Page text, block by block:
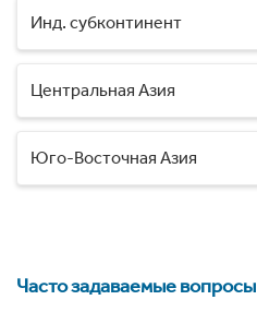
Инд. субконтинент
Центральная Азия
Юго-Восточная Азия
Часто задаваемые вопросы